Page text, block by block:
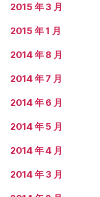
2015 年 3 月
2015 年 1 月
2014 年 8 月
2014 年 7 月
2014 年 6 月
2014 年 5 月
2014 年 4 月
2014 年 3 月